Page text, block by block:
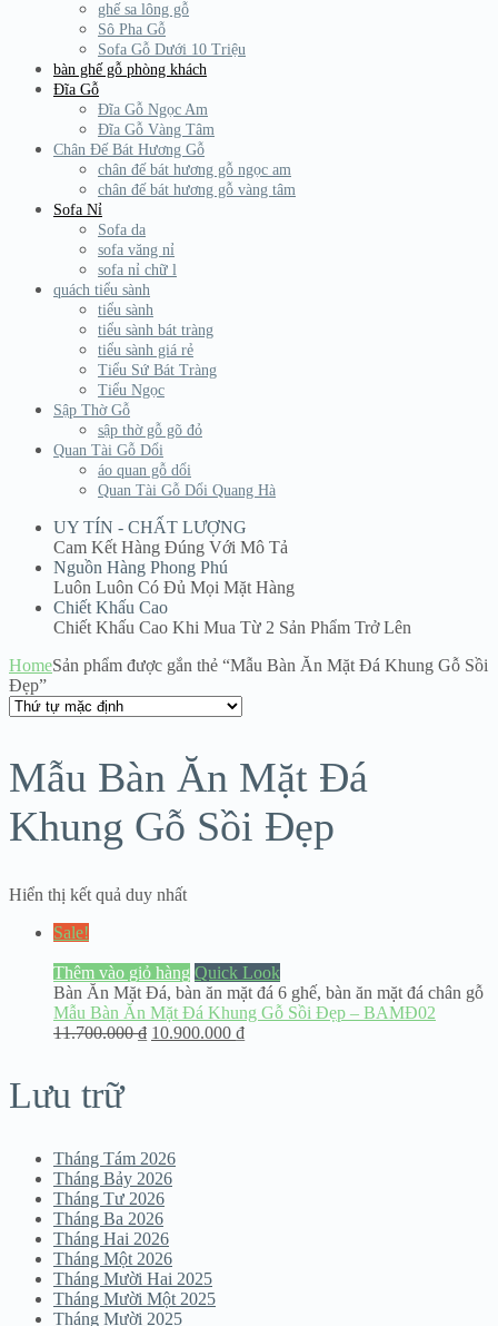
ghế sa lông gỗ
Sô Pha Gỗ
Sofa Gỗ Dưới 10 Triệu
bàn ghế gỗ phòng khách
Đĩa Gỗ
Đĩa Gỗ Ngọc Am
Đĩa Gỗ Vàng Tâm
Chân Đế Bát Hương Gỗ
chân đế bát hương gỗ ngọc am
chân đế bát hương gỗ vàng tâm
Sofa Nỉ
Sofa da
sofa văng nỉ
sofa nỉ chữ l
quách tiểu sành
tiểu sành
tiểu sành bát tràng
tiểu sành giá rẻ
Tiểu Sứ Bát Tràng
Tiểu Ngọc
Sập Thờ Gỗ
sập thờ gỗ gõ đỏ
Quan Tài Gỗ Dổi
áo quan gỗ dổi
Quan Tài Gỗ Dổi Quang Hà
UY TÍN - CHẤT LƯỢNG
Cam Kết Hàng Đúng Với Mô Tả
Nguồn Hàng Phong Phú
Luôn Luôn Có Đủ Mọi Mặt Hàng
Chiết Khấu Cao
Chiết Khấu Cao Khi Mua Từ 2 Sản Phẩm Trở Lên
HomeSản phẩm được gắn thẻ “Mẫu Bàn Ăn Mặt Đá Khung Gỗ Sồi
Đẹp”
Mẫu Bàn Ăn Mặt Đá
Khung Gỗ Sồi Đẹp
Hiển thị kết quả duy nhất
Sale!
Thêm vào giỏ hàng Quick Look
Bàn Ăn Mặt Đá, bàn ăn mặt đá 6 ghế, bàn ăn mặt đá chân gỗ
Mẫu Bàn Ăn Mặt Đá Khung Gỗ Sồi Đẹp – BAMĐ02
11.700.000₫ 10.900.000 ₫
Lưu trữ
Tháng Tám 2026
Tháng Bảy 2026
Tháng Tư 2026
Tháng Ba 2026
Tháng Hai 2026
Tháng Một 2026
Tháng Mười Hai 2025
Tháng Mười Một 2025
Tháng Mười 2025